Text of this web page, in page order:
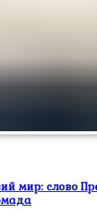
мир: слово